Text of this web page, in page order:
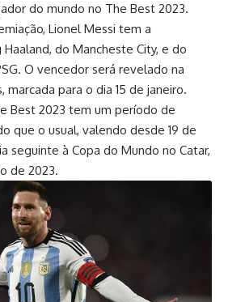
do mundo no The Best 2023.
Lionel Messi tem a
do Mancheste City, e do
O vencedor será revelado na
marcada para o dia 15 de janeiro.
Best 2023 tem um período de
que o usual, valendo desde 19 de
seguinte à Copa do Mundo no Catar,
de 2023.